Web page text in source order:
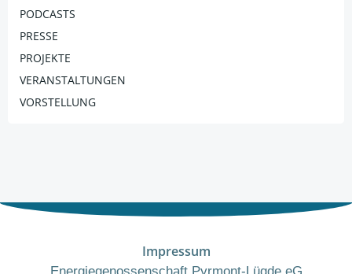
PODCASTS
PRESSE
PROJEKTE
VERANSTALTUNGEN
VORSTELLUNG
Impressum
Energiegenossenschaft Pyrmont-Lügde eG